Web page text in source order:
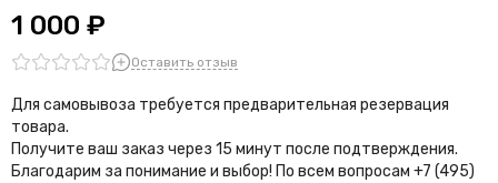
1 000 ₽
Оставить отзыв
Для самовывоза требуется предварительная резервация
товара.
Получите ваш заказ через 15 минут после подтверждения.
Благодарим за понимание и выбор! По всем вопросам +7 (495)